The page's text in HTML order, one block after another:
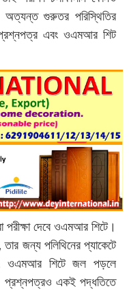
অত্যন্ত গুরুতর পরিস্থিতির
প্রশ্নপত্র এবং ওএমআর শিট
পরীক্ষা দেবে ওএমআর শিটে।‌
জন্য পলিথিনের প্যাকেটে
ওএমআর শিটে জল পড়লে
প্রশ্নপত্রও একই পদ্ধতিতে